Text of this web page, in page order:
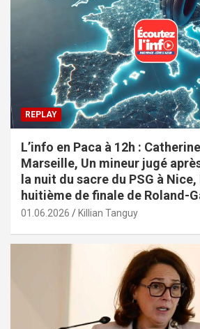
REPLAY
L’info en Paca à 12h :
Marseille, Un mineur jugé
la nuit du sacre du PSG à
huitième de finale de Roland-
01.06.2026 Killian Tanguy